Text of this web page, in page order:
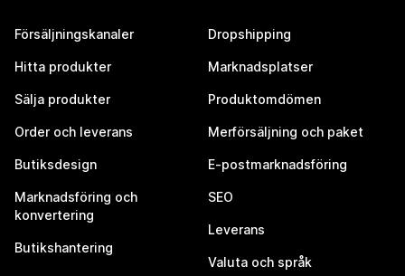
Försäljningskanaler
Hitta produkter
Sälja produkter
Order och leverans
Butiksdesign
Marknadsföring och
konvertering
Butikshantering
Dropshipping
Marknadsplatser
Produktomdömen
Merförsäljning och paket
E-postmarknadsföring
SEO
Leverans
Valuta och språk